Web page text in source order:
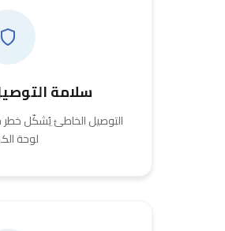
سلامة
التوصيل الخاطئ يُشكّل
لوحة